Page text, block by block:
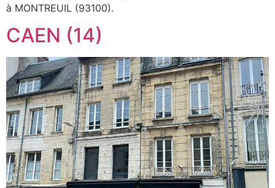
à MONTREUIL (93100).
CAEN (14)